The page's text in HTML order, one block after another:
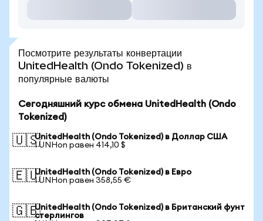
Посмотрите результаты конвертации
UnitedHealth (Ondo Tokenized) в
популярные валюты
Сегодняшний курс обмена UnitedHealth (Ondo
Tokenized)
🇺🇸UnitedHealth (Ondo Tokenized) в Доллар США
1 UNHon равен 414,10 $
🇪🇺UnitedHealth (Ondo Tokenized) в Евро
1 UNHon равен 358,55 €
🇬🇧UnitedHealth (Ondo Tokenized) в Британский фунт
стерлингов